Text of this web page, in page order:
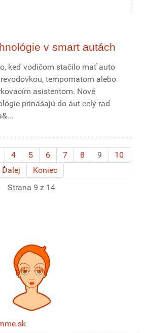
v smart autách
keď vodičom stačilo mať auto
tempomatom alebo
asistentom. Nové
prinášajú do áut celý rad
4 5 6 7 8 9
10
Ďalej
Koniec
Strana 9 z 14